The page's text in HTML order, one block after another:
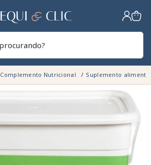
Lar
Complemento Nutricional Suplemento